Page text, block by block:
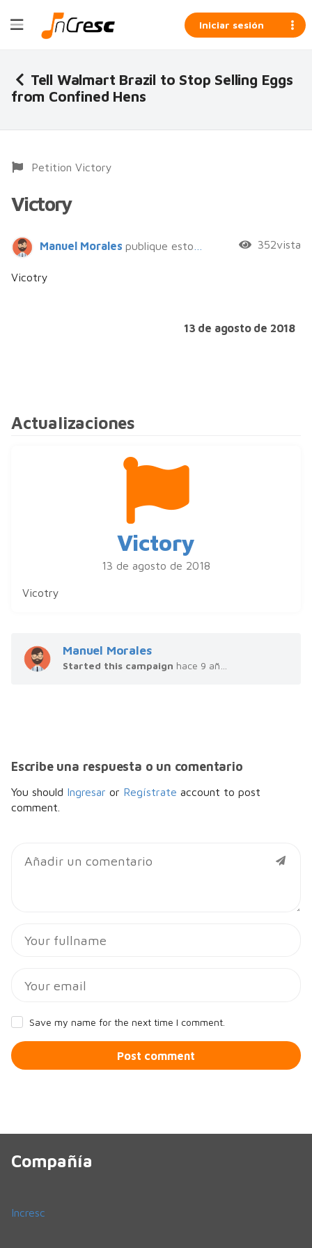
Iniciar sesión
Tell Walmart Brazil to Stop Selling Eggs
from Confined Hens
Petition Victory
Victory
Manuel Morales publique esto hace 8 años 352vista
Vicotry
13 de agosto de 2018
Actualizaciones
Victory
13 de agosto de 2018
Vicotry
Manuel Morales
Started this campaign hace 9 años
Escribe una respuesta o un comentario
You should Ingresar or Regístrate account to post
comment.
Save my name for the next time I comment.
Post comment
Compañía
Incresc